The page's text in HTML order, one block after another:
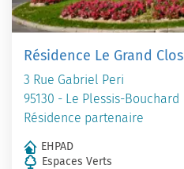
Résidence Le Grand Clos
3 Rue Gabriel Peri
95130 - Le Plessis-Bouchard
Résidence partenaire
EHPAD
Espaces Verts